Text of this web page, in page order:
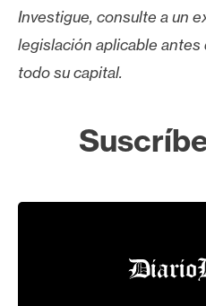
Investigue, consulte a un
legislación aplicable
todo su capital.